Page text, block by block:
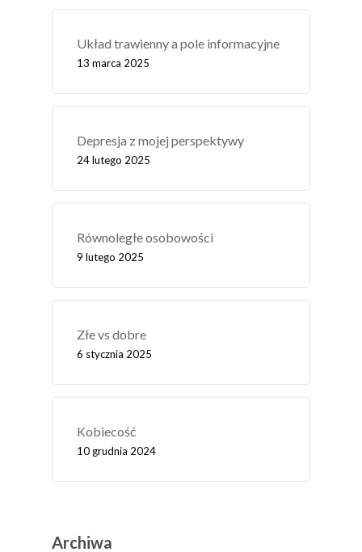
Układ trawienny a pole informacyjne
13 marca 2025
Depresja z mojej perspektywy
24 lutego 2025
Równoległe osobowości
9 lutego 2025
Złe vs dobre
6 stycznia 2025
Kobiecość
10 grudnia 2024
Archiwa